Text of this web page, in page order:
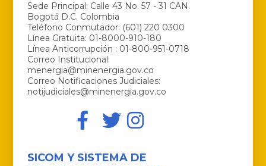
Sede Principal: Calle 43 No. 57 - 31 CAN.
Bogotá D.C. Colombia
Teléfono Conmutador: (601) 220 0300
Línea Gratuita: 01-8000-910-180
Línea Anticorrupción : 01-800-951-0718
Correo Institucional:
menergia@minenergia.gov.co
Correo Notificaciones Judiciales:
notijudiciales@minenergia.gov.co
SICOM Y SISTEMA DE